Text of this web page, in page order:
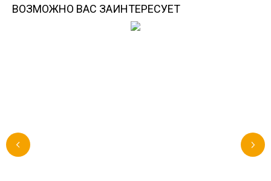
ВОЗМОЖНО ВАС ЗАИНТЕРЕСУЕТ